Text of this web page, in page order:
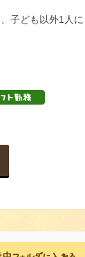
子ども以外1人に